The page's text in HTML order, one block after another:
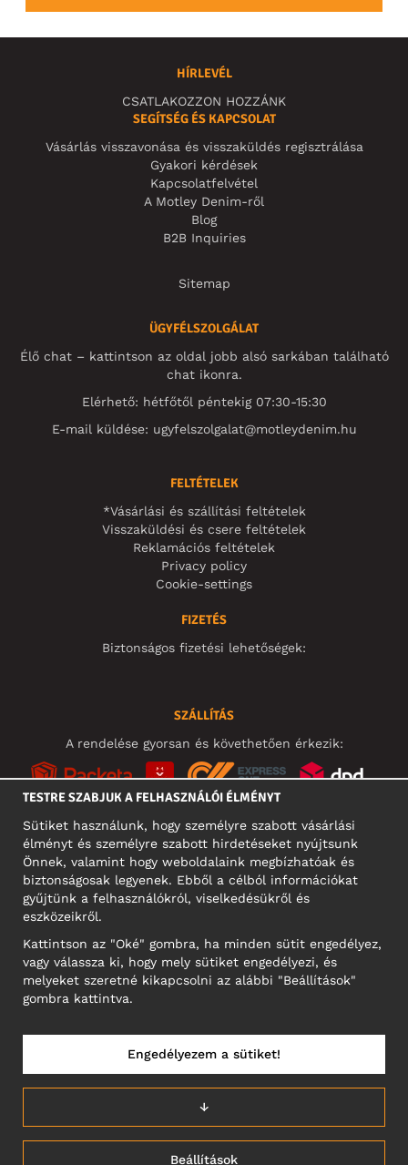
HÍRLEVÉL
CSATLAKOZZON HOZZÁNK
SEGÍTSÉG ÉS KAPCSOLAT
Vásárlás visszavonása és visszaküldés regisztrálása
Gyakori kérdések
Kapcsolatfelvétel
A Motley Denim-ről
Blog
B2B Inquiries
Sitemap
ÜGYFÉLSZOLGÁLAT
Élő chat – kattintson az oldal jobb alsó sarkában található
chat ikonra.
Elérhető: hétfőtől péntekig 07:30-15:30
E-mail küldése: ugyfelszolgalat@motleydenim.hu
FELTÉTELEK
*Vásárlási és szállítási feltételek
Visszaküldési és csere feltételek
Reklamációs feltételek
Privacy policy
Cookie-settings
FIZETÉS
Biztonságos fizetési lehetőségek:
SZÁLLÍTÁS
A rendelése gyorsan és követhetően érkezik:
KÖZÖSSÉGI MÉDIA
Motley Denim Europe OÜ
Narva mnt 5, EE-10117 Tallinn
Reg: 12356245
MAGYARORSZÁG/MAGYAR
TESTRE SZABJUK A FELHASZNÁLÓI ÉLMÉNYT
Sütiket használunk, hogy személyre szabott vásárlási
élményt és személyre szabott hirdetéseket nyújtsunk
Önnek, valamint hogy weboldalaink megbízhatóak és
biztonságosak legyenek. Ebből a célból információkat
gyűjtünk a felhasználókról, viselkedésükről és
eszközeikről.
Kattintson az "Oké" gombra, ha minden sütit engedélyez,
vagy válassza ki, hogy mely sütiket engedélyezi, és
melyeket szeretné kikapcsolni az alábbi "Beállítások"
gombra kattintva.
Beállítások
↓
Engedélyezem a sütiket!